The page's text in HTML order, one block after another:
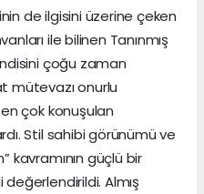
de ilgisini üzerine çeken
ile bilinen Tanınmış
çoğu zaman
mütevazı onurlu
çok konuşulan
Stil sahibi görünümü ve
kavramının güçlü bir
değerlendirildi. Almış